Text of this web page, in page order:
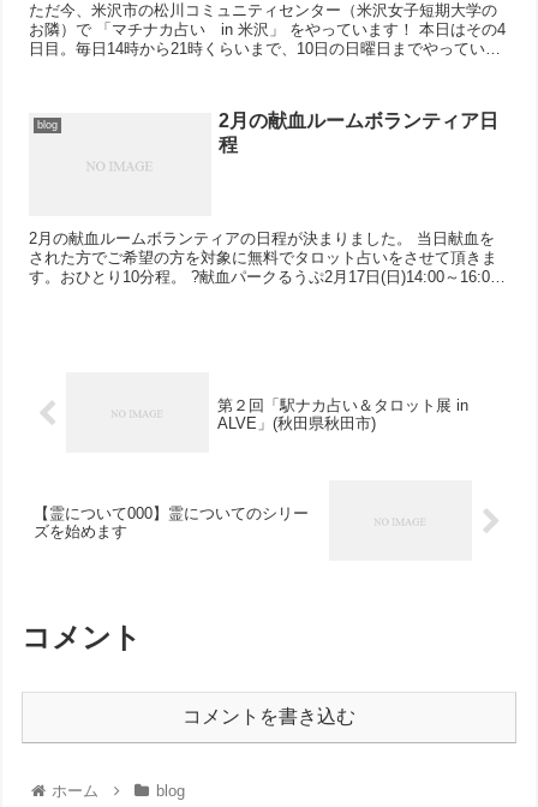
ただ今、米沢市の松川コミュニティセンター（米沢女子短期大学の
お隣）で 「マチナカ占い in 米沢」 をやっています！ 本日はその4
日目。毎日14時から21時くらいまで、10日の日曜日までやっていま
blog
2月の献血ルームボランティア日
程
2月の献血ルームボランティアの日程が決まりました。 当日献血を
された方でご希望の方を対象に無料でタロット占いをさせて頂きま
す。おひとり10分程。 ?献血パークるうぷ2月17日(日)14:00～16:00
第２回「駅ナカ占い＆タロット展 in
ALVE」(秋田県秋田市)
【霊について000】霊についてのシリー
ズを始めます
コメント
コメントを書き込む
ホーム blog